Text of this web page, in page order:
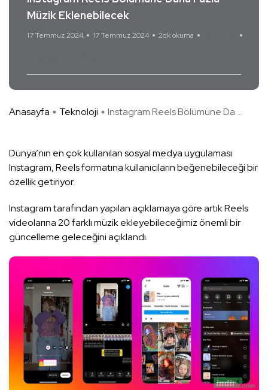
Müzik Eklenebilecek
17 Temmuz 2024 17 Temmuz 2024 2dk okuma
Anasayfa Teknoloji Instagram Reels Bölümüne Da ...
Dünya’nın en çok kullanılan sosyal medya uygulaması
Instagram, Reels formatına kullanıcıların beğenebileceği bir
özellik getiriyor.
Instagram tarafından yapılan açıklamaya göre artık Reels
videolarına 20 farklı müzik ekleyebileceğimiz önemli bir
güncelleme geleceğini açıklandı.